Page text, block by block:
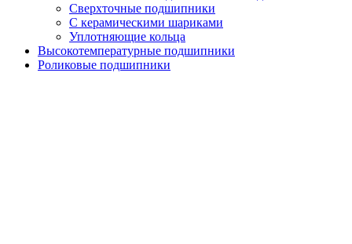
Сверхточные подшипники
С керамическими шариками
Уплотняющие кольца
Высокотемпературные подшипники
Роликовые подшипники